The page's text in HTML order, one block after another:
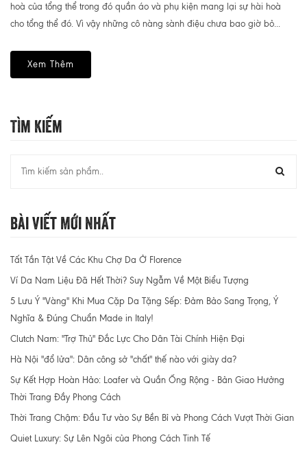
hoà của tổng thể trong đó quần áo và phụ kiện mang lại sự hài hoà
cho tổng thể đó. Vì vậy những cô nàng sành điệu chưa bao giờ bỏ...
Xem Thêm
Tìm Kiếm
Bài Viết Mới Nhất
Tất Tần Tật Về Các Khu Chợ Da Ở Florence
Ví Da Nam Liệu Đã Hết Thời? Suy Ngẫm Về Một Biểu Tượng
5 Lưu Ý "Vàng" Khi Mua Cặp Da Tặng Sếp: Đảm Bảo Sang Trọng, Ý
Nghĩa & Đúng Chuẩn Made in Italy!
Clutch Nam: "Trợ Thủ" Đắc Lực Cho Dân Tài Chính Hiện Đại
Hà Nội "đổ lửa": Dân công sở "chất" thế nào với giày da?
Sự Kết Hợp Hoàn Hảo: Loafer và Quần Ống Rộng - Bản Giao Hưởng
Thời Trang Đầy Phong Cách
Thời Trang Chậm: Đầu Tư vào Sự Bền Bỉ và Phong Cách Vượt Thời Gian
Quiet Luxury: Sự Lên Ngôi của Phong Cách Tinh Tế